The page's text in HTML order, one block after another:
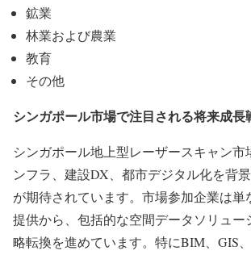
鉱業
林業および農業
教育
その他
シンガポール市場で注目される将来成長
シンガポール地上型レーザースキャン市
ンフラ、建設DX、都市デジタル化を背
が期待されています。市場参加企業は単
提供から、包括的な空間データソリュー
略転換を進めています。特にBIM、GIS